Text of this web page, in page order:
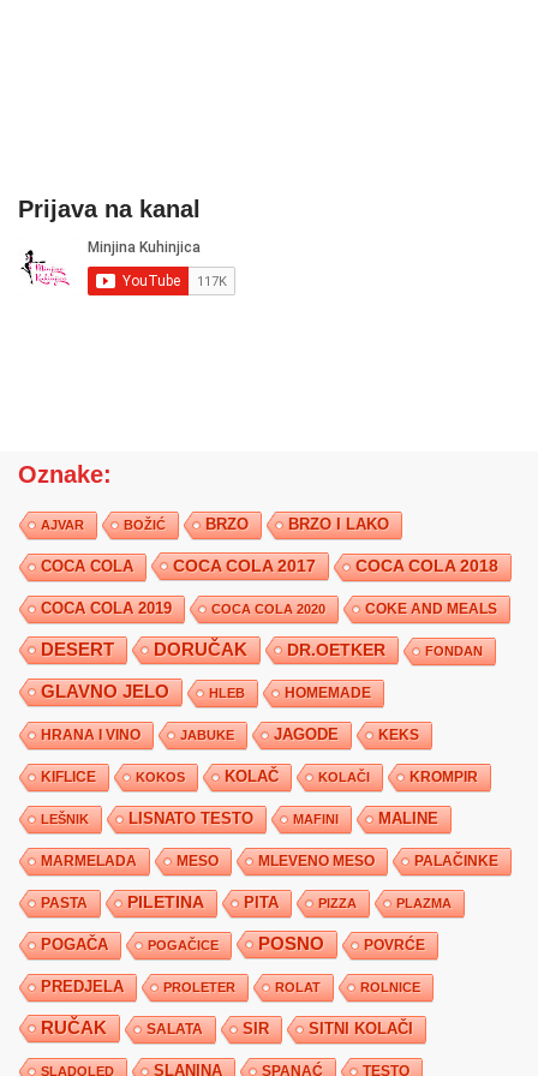
Prijava na kanal
Oznake:
AJVAR BOŽIĆ BRZO BRZO I LAKO
COCA COLA COCA COLA 2017 COCA COLA 2018
COCA COLA 2019 COCA COLA 2020 COKE AND MEALS
DESERT DORUČAK DR.OETKER FONDAN
GLAVNO JELO HLEB HOMEMADE
HRANA I VINO JABUKE JAGODE KEKS
KIFLICE KOKOS KOLAČ KOLAČI KROMPIR
LEŠNIK LISNATO TESTO MAFINI MALINE
MARMELADA MESO MLEVENO MESO PALAČINKE
PASTA PILETINA PITA PIZZA PLAZMA
POGAČA POGAČICE POSNO POVRĆE
PREDJELA PROLETER ROLAT ROLNICE
RUČAK SALATA SIR SITNI KOLAČI
SLADOLED SLANINA SPANAĆ TESTO